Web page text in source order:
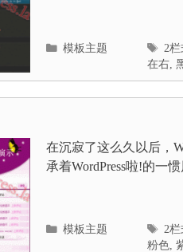
分
目
录
模板主题
标
签
2栏
在右,
在沉寂了这么久以后，
承着WordPress啦!的一
分
模板主题
标
签
2栏
粉色,